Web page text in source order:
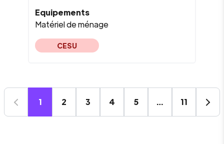
Equipements
Matériel de ménage
CESU
1 2 3 4 5 … 11